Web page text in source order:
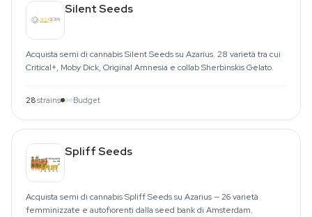
Silent Seeds
Acquista semi di cannabis Silent Seeds su Azarius. 28 varietà tra cui
Critical+, Moby Dick, Original Amnesia e collab Sherbinskis Gelato.
28strains Budget
Spliff Seeds
Acquista semi di cannabis Spliff Seeds su Azarius — 26 varietà
femminizzate e autofiorenti dalla seed bank di Amsterdam.